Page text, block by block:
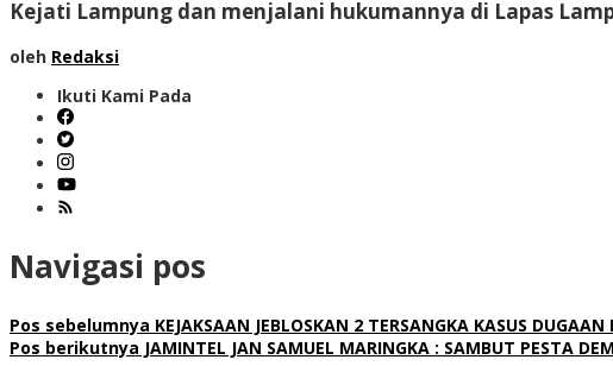
Kejati Lampung dan menjalani hukumannya di Lapas
oleh Redaksi
Ikuti Kami Pada
Navigasi pos
Pos sebelumnya KEJAKSAAN JEBLOSKAN 2 TERSANGKA KASUS
Pos berikutnya JAMINTEL JAN SAMUEL MARINGKA : SAMBUT PESTA